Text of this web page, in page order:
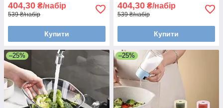
404,30 ₴/набір
539 ₴/набір
Купити
404,30 ₴/набір
539 ₴/набір
Купити
–25% –25%